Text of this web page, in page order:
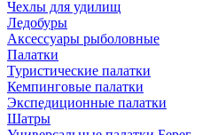
Чехлы для удилищ
Ледобуры
Аксессуары рыболовные
Палатки
Туристические палатки
Кемпинговые палатки
Экспедиционные палатки
Шатры